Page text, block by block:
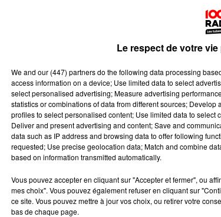
Le respect de votre
We and our (447) partnersdo the following data processing
access information on a device; Use limited data to select
select personalised advertising; Measure advertising
statistics or combinations of data from different sources;
profiles to select personalised content; Use limited data to select
Deliver and present advertising and content; Save and
data such as IP address and browsing data to offer following
requested; Use precise geolocation data; Match and combine
based on information transmitted automatically.
Vous pouvez accepter en cliquant sur "Accepter et fermer", ou
mes choix". Vous pouvez également refuser en cliquant sur
ce site. Vous pouvez mettre à jour vos choix, ou retirer votre
bas de chaque page.